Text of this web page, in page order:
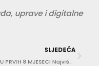
uprave i digitalne
SLJEDEĆA
U PRVIH 8 MJESECI Najviše noćenja ostvareno u Rovinju, Dubrovniku, Poreču, Umagu te Splitu